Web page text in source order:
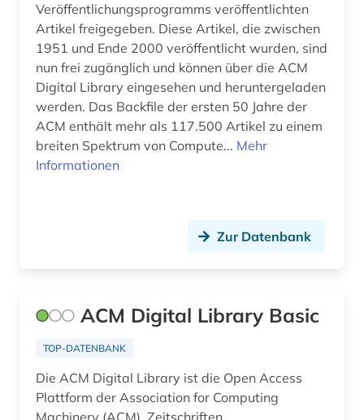
einführung (1)
ejournals (1)
elektrische energietechnik (1)
elektronik (9)
elektronische komponenten (1)
elektrotechnik (16)
elementarteilchenphysik (1)
energietechnik (3)
Veröffentlichungsprogramms veröffentlichten
Artikel freigegeben. Diese Artikel, die zwischen
1951 und Ende 2000 veröffentlicht wurden, sind
nun frei zugänglich und können über die ACM
Digital Library eingesehen und heruntergeladen
werden. Das Backfile der ersten 50 Jahre der
ACM enthält mehr als 117.500 Artikel zu einem
breiten Spektrum von Compute... Mehr
Informationen
Zur Datenbank
ACM Digital Library Basic
TOP-DATENBANK
Die ACM Digital Library ist die Open Access
Plattform der Association for Computing